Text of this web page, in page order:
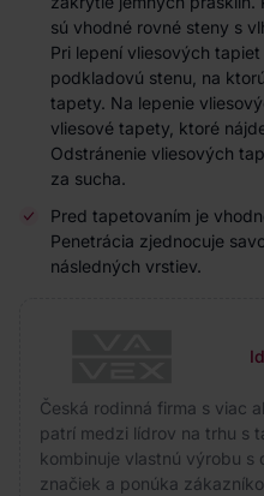
sú vhodné rovné steny s
Pri lepení vliesových
podkladovú stenu, na
tapety. Na lepenie
vliesové tapety, ktoré
Odstránenie vliesových
za sucha.
Pred tapetovaním je
Penetrácia zjednocuje
následných vrstiev.
Česká rodinná firma s viac
patrí medzi lídrov na trhu s
kombinuje vlastnú výrobu s
značiek a ponúka